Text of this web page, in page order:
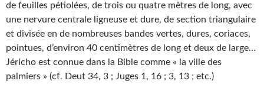
de feuilles pétiolées, de trois ou quatre mètres de long, avec
une nervure centrale ligneuse et dure, de section triangulaire
et divisée en de nombreuses bandes vertes, dures, coriaces,
pointues, d’environ 40 centimètres de long et deux de large…
Jéricho est connue dans la Bible comme « la ville des
palmiers » (cf. Deut 34, 3 ; Juges 1, 16 ; 3, 13 ; etc.)